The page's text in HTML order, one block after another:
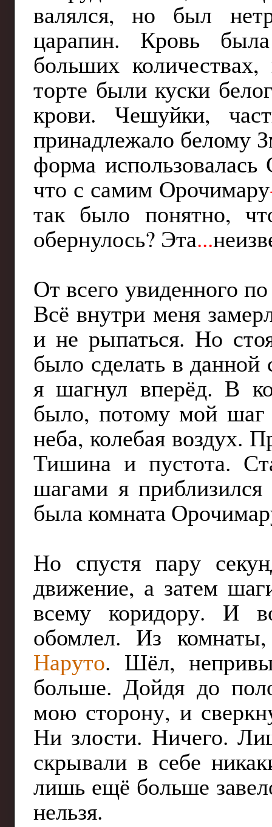
валялся, но был
царапин. Кровь
больших количествах,
торте были куски
крови. Чешуйки,
принадлежало белому
форма
что с самим Орочимару
так было понятно,
обернулось? Эта...
От всего увиденного
Всё внутри меня
и не рыпаться. Но
было сделать в данной
я шагнул вперёд. В
было, потому мой шаг
неба, колебая воздух.
Тишина и пустота.
шагами я
была комната
Но спустя пару
движение, а затем
всему коридору. И
обомлел. Из
Наруто. Шёл,
больше. Дойдя до
мою сторону, и
Ни злости. Ничего.
скрывали в себе
лишь ещё больше
нельзя.